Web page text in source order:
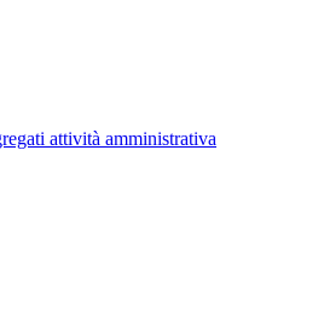
attività amministrativa